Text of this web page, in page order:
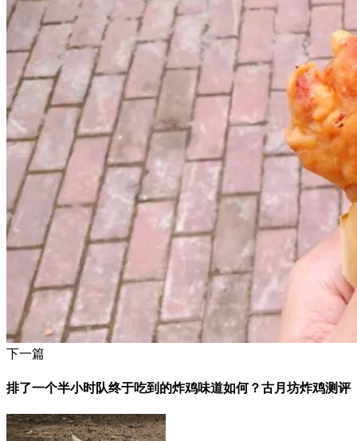
下一篇
排了一个半小时队终于吃到的炸鸡味道如何？古月坊炸鸡测评